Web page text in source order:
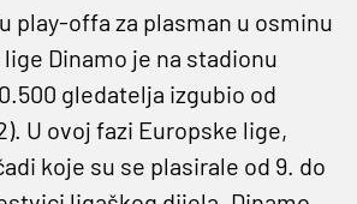
play-offa za plasman u osminu
Dinamo je na stadionu
gledatelja izgubio od
U ovoj fazi Europske lige,
koje su se plasirale od 9. do